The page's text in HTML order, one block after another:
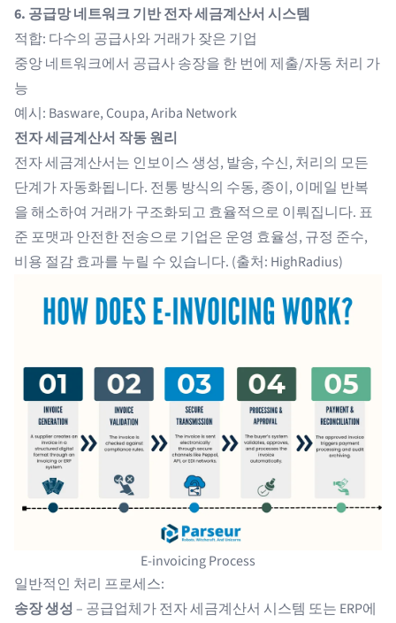
6. 공급망 네트워크 기반 전자 세금계산서 시스템
적합: 다수의 공급사와 거래가 잦은 기업
중앙 네트워크에서 공급사 송장을 한 번에 제출/자동 처리 가
능
예시: Basware, Coupa, Ariba Network
전자 세금계산서 작동 원리
전자 세금계산서는 인보이스 생성, 발송, 수신, 처리의 모든
단계가 자동화됩니다. 전통 방식의 수동, 종이, 이메일 반복
을 해소하여 거래가 구조화되고 효율적으로 이뤄집니다. 표
준 포맷과 안전한 전송으로 기업은 운영 효율성, 규정 준수,
비용 절감 효과를 누릴 수 있습니다. (출처: HighRadius)
E-invoicing Process
일반적인 처리 프로세스:
송장 생성– 공급업체가 전자 세금계산서 시스템 또는 ERP에